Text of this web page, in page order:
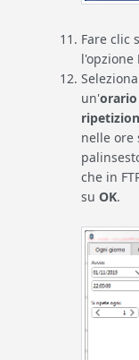
Fare clic
l'opzione
un'
nelle ore
che in
su OK.